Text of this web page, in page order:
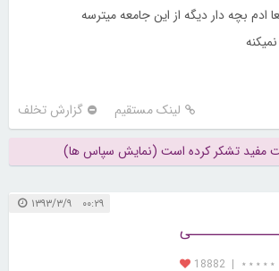
ادم بچه دار دیگه از این جامعه میترسه
لینک مستقیم گزارش تخلف
مفید تشکر کرده است (نمایش سپاس ها)
۰۰:۲۹ ۱۳۹۳/۳/۹
⋆⋆⋆⋆⋆
|
18882